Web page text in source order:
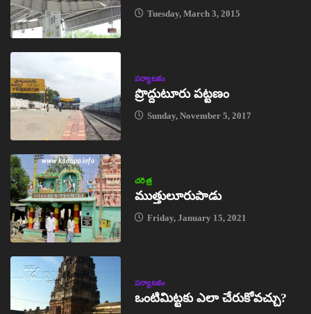
Tuesday, March 3, 2015
పర్యాటకం
ప్రొద్దుటూరు పట్టణం
Sunday, November 5, 2017
చరిత్ర
ముత్తులూరుపాడు
Friday, January 15, 2021
పర్యాటకం
ఒంటిమిట్టకు ఎలా చేరుకోవచ్చు?